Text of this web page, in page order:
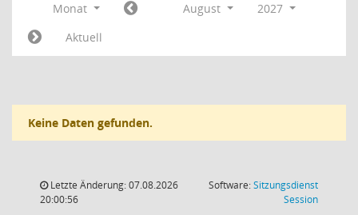
Monat August
2027
Aktuell
Keine Daten gefunden.
Letzte Änderung: 07.08.2026
20:00:56
Software:Sitzungsdienst
Session(Wird in